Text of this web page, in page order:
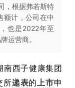
，根据弗若斯特
额计，公司在中
也是2022年至
运营商。
南西子健康集团
所递表的上市申